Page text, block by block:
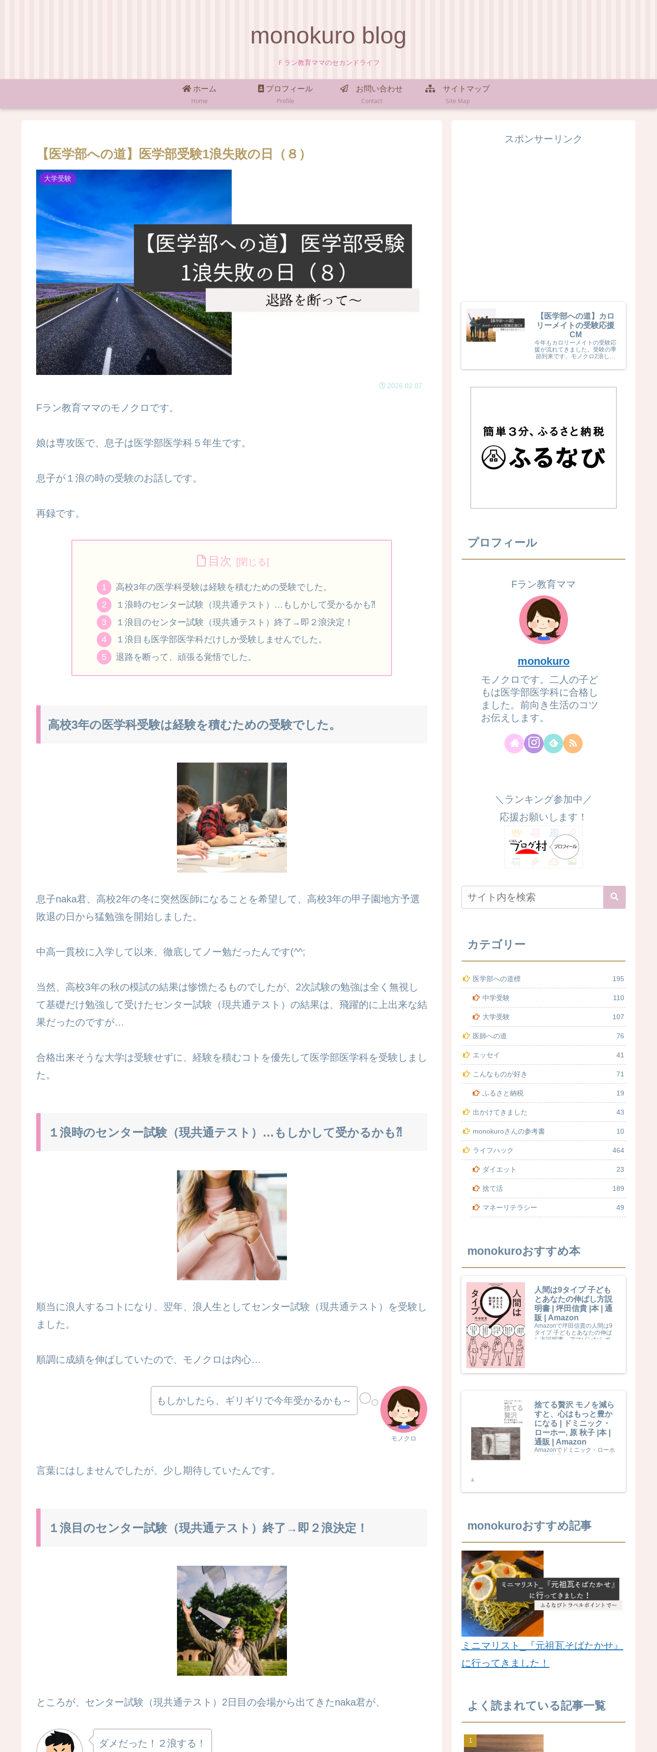
monokuro blog
Ｆラン教育ママのセカンドライフ
ホーム
Home
プロフィール
Profile
お問い合わせ
Contact
サイトマップ
Site Map
【医学部への道】医学部受験1浪失敗の日（８）
大学受験
2026.02.07
Fラン教育ママのモノクロです。
娘は専攻医で、息子は医学部医学科５年生です。
息子が１浪の時の受験のお話しです。
再録です。
目次
高校3年の医学科受験は経験を積むための受験でした。
１浪時のセンター試験（現共通テスト）…もしかして受かるかも⁈
１浪目のセンター試験（現共通テスト）終了→即２浪決定！
１浪目も医学部医学科だけしか受験しませんでした。
退路を断って、頑張る覚悟でした。
高校3年の医学科受験は経験を積むための受験でした。
息子naka君、高校2年の冬に突然医師になることを希望して、高校3年の甲子園地方予選
敗退の日から猛勉強を開始しました。
中高一貫校に入学して以来、徹底してノー勉だったんです(^^;
当然、高校3年の秋の模試の結果は惨憺たるものでしたが、2次試験の勉強は全く無視し
て基礎だけ勉強して受けたセンター試験（現共通テスト）の結果は、飛躍的に上出来な結
果だったのですが…
合格出来そうな大学は受験せずに、経験を積むコトを優先して医学部医学科を受験しまし
た。
１浪時のセンター試験（現共通テスト）…もしかして受かるかも⁈
順当に浪人するコトになり、翌年、浪人生としてセンター試験（現共通テスト）を受験し
ました。
順調に成績を伸ばしていたので、モノクロは内心…
モノクロ
もしかしたら、ギリギリで今年受かるかも～
言葉にはしませんでしたが、少し期待していたんです。
１浪目のセンター試験（現共通テスト）終了→即２浪決定！
ところが、センター試験（現共通テスト）2日目の会場から出てきたnaka君が、
ダメだった！２浪する！
スポンサーリンク
【医学部への道】カロ
リーメイトの受験応援
CM
今年もカロリーメイトの受験応
援が流れてきました。受験の季
節到来です。モノクロ2浪した
カロリーメイトの受験応援を見
プロフィール
Fラン教育ママ
monokuro
モノクロです。二人の子ど
もは医学部医学科に合格し
ました。前向き生活のコツ
お伝えします。
＼ランキング参加中／
応援お願いします！
カテゴリー
医学部への道標 195
中学受験 110
大学受験 107
医師への道 76
エッセイ 41
こんなものが好き 71
ふるさと納税 19
出かけてきました 43
monokuroさんの参考書 10
ライフハック 464
ダイエット 23
捨て活 189
マネーリテラシー 49
monokuroおすすめ本
人間は9タイプ 子ども
とあなたの伸ばし方説
明書 | 坪田信貴 |本 | 通
販 | Amazon
Amazonで坪田信貴の人間は9
タイプ 子どもとあなたの伸ば
し方説明書。アマゾンならポイ
し方説明書もアマゾン配送商品
捨てる贅沢 モノを減ら
すと、心はもっと豊か
になる | ドミニック・
ローホー, 原 秋子 |本 |
通販 | Amazon
Amazonでドミニック・ローホ
対象商品は当日お届けも可能。
monokuroおすすめ記事
ミニマリスト_『元祖瓦そばたかせ』
に行ってきました！
よく読まれている記事一覧